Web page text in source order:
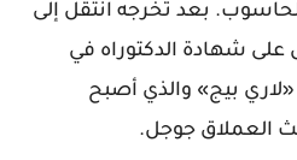
بعد تخرجه انتقل إلى
شهادة الدكتوراه في
بيج» والذي أصبح
العملاق جوجل.